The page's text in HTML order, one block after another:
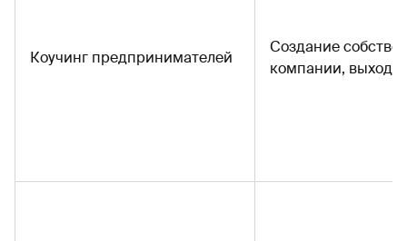
Коучинг предпринимателей
Создание
компании, выход